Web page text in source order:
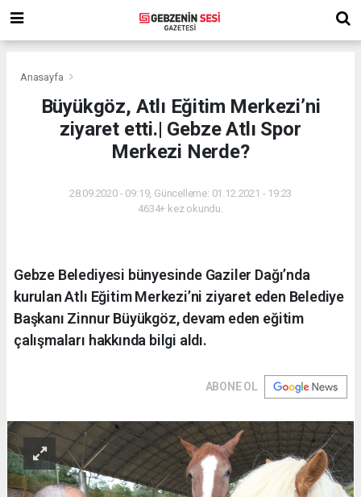
Anasayfa
Büyükgöz, Atlı Eğitim Merkezi’ni
ziyaret etti.| Gebze Atlı Spor
Merkezi Nerde?
28.09.2020 - 09:19, Güncelleme: 01.12.2021 - 19:23
4634+ kez okundu.
Gebze Belediyesi bünyesinde Gaziler Dağı’nda
kurulan Atlı Eğitim Merkezi’ni ziyaret eden Belediye
Başkanı Zinnur Büyükgöz, devam eden eğitim
çalışmaları hakkında bilgi aldı.
ABONE OL